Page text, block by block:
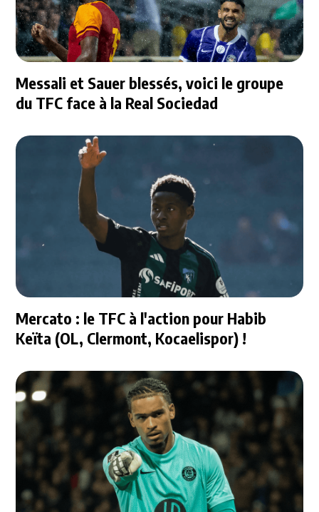
Messali et Sauer blessés, voici le groupe
du TFC face à la Real Sociedad
Mercato : le TFC à l'action pour Habib
Keïta (OL, Clermont, Kocaelispor) !